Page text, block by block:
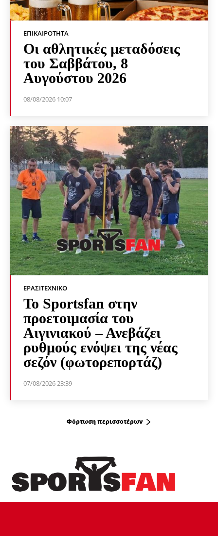
ΕΠΙΚΑΙΡΌΤΗΤΑ
Οι αθλητικές μεταδόσεις
του Σαββάτου, 8
Αυγούστου 2026
08/08/2026 10:07
ΕΡΑΣΙΤΕΧΝΙΚΟ
Το Sportsfan στην
προετοιμασία του
Αιγινιακού – Ανεβάζει
ρυθμούς ενόψει της νέας
σεζόν (φωτορεπορτάζ)
07/08/2026 23:39
Φόρτωση περισσοτέρων